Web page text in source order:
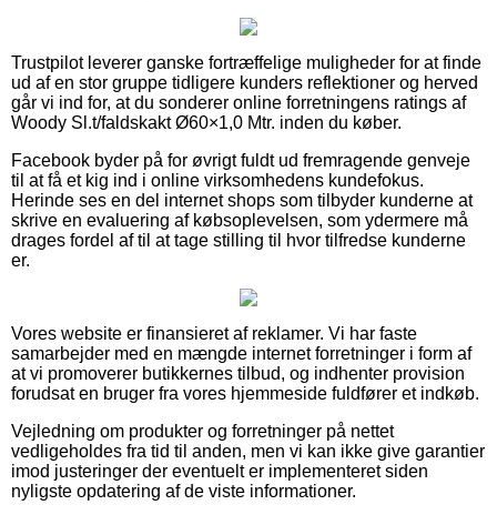
Trustpilot leverer ganske fortræffelige muligheder for at finde
ud af en stor gruppe tidligere kunders reflektioner og herved
går vi ind for, at du sonderer online forretningens ratings af
Woody Sl.t/faldskakt Ø60×1,0 Mtr. inden du køber.
Facebook byder på for øvrigt fuldt ud fremragende genveje
til at få et kig ind i online virksomhedens kundefokus.
Herinde ses en del internet shops som tilbyder kunderne at
skrive en evaluering af købsoplevelsen, som ydermere må
drages fordel af til at tage stilling til hvor tilfredse kunderne
er.
Vores website er finansieret af reklamer. Vi har faste
samarbejder med en mængde internet forretninger i form af
at vi promoverer butikkernes tilbud, og indhenter provision
forudsat en bruger fra vores hjemmeside fuldfører et indkøb.
Vejledning om produkter og forretninger på nettet
vedligeholdes fra tid til anden, men vi kan ikke give garantier
imod justeringer der eventuelt er implementeret siden
nyligste opdatering af de viste informationer.